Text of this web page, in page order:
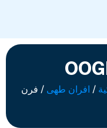
/ افران طهى / فرن